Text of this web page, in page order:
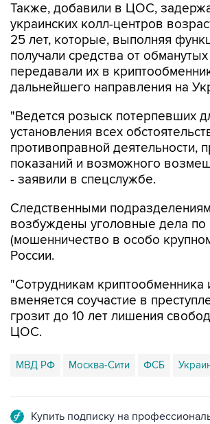
Также, добавили в ЦОС,
украинских колл-центров
25 лет, которые, выполняя
получали средства от
передавали их в
дальнейшего направления на
"Ведется розыск потерпевших
установления всех
противоправной деятельности,
показаний и возможного
- заявили в спецслужбе.
Следственными
возбуждены уголовные дела по
(мошенничество в особо
России.
"Сотрудникам криптообменника
вменяется соучастие в
грозит до 10 лет лишения
ЦОС.
МВД РФ Москва-Сити ФСБ
Купить подписку на